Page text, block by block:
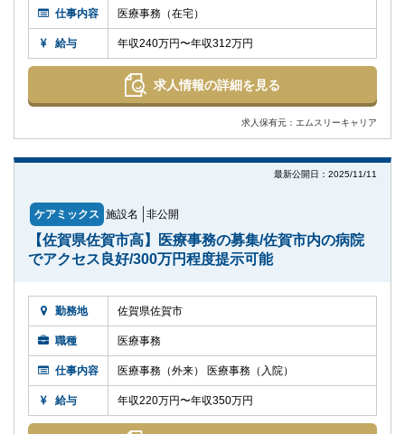
仕事内容 医療事務（在宅）
給与 年収240万円〜年収312万円
求人情報の詳細を見る
求人保有元：エムスリーキャリア
最新公開日：2025/11/11
ケアミックス 施設名 非公開
【佐賀県佐賀市高】医療事務の募集/佐賀市内の病院
でアクセス良好/300万円程度提示可能
勤務地 佐賀県佐賀市
職種 医療事務
仕事内容 医療事務（外来） 医療事務（入院）
給与 年収220万円〜年収350万円